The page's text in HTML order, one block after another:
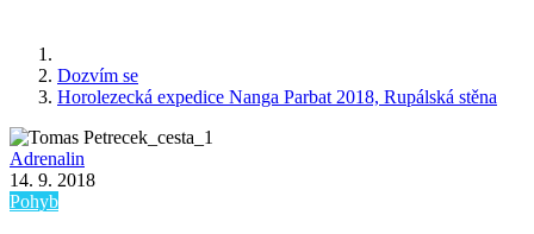
Dozvím se
Horolezecká expedice Nanga Parbat 2018, Rupálská stěna
Adrenalin
14. 9. 2018
Pohyb